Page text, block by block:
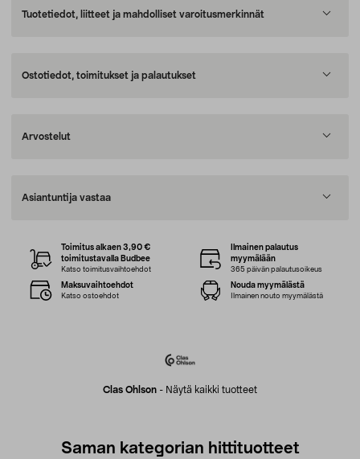
Tuotetiedot, liitteet ja mahdolliset varoitusmerkinnät
Ostotiedot, toimitukset ja palautukset
Arvostelut
Asiantuntija vastaa
Clas Ohlson - Näytä kaikki tuotteet
Toimitus alkaen 3,90 €
toimitustavalla Budbee
Katso toimitusvaihtoehdot
Ilmainen palautus
myymälään
365 päivän palautusoikeus
Maksuvaihtoehdot
Katso ostoehdot
Nouda myymälästä
Ilmainen nouto myymälästä
Saman kategorian hittituotteet